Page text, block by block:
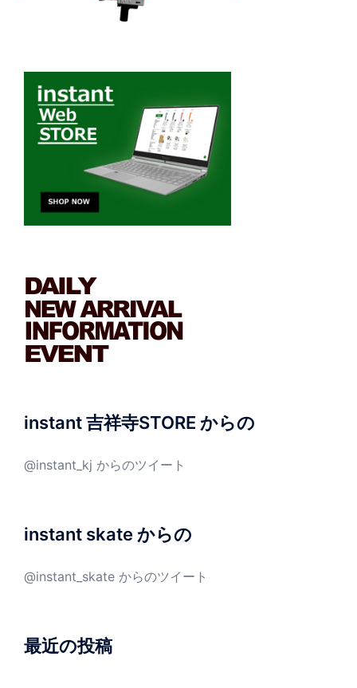
instant 吉祥寺STORE からの
@instant_kj からのツイート
instant skate からの
@instant_skate からのツイート
最近の投稿